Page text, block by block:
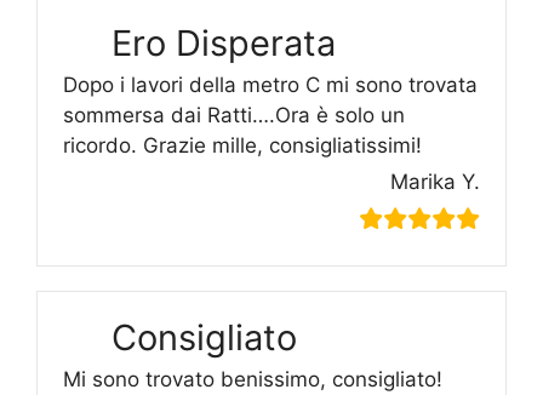
Ero Disperata
Dopo i lavori della metro C mi sono trovata
sommersa dai Ratti….Ora è solo un
ricordo. Grazie mille, consigliatissimi!
Marika Y.
Consigliato
Mi sono trovato benissimo, consigliato!